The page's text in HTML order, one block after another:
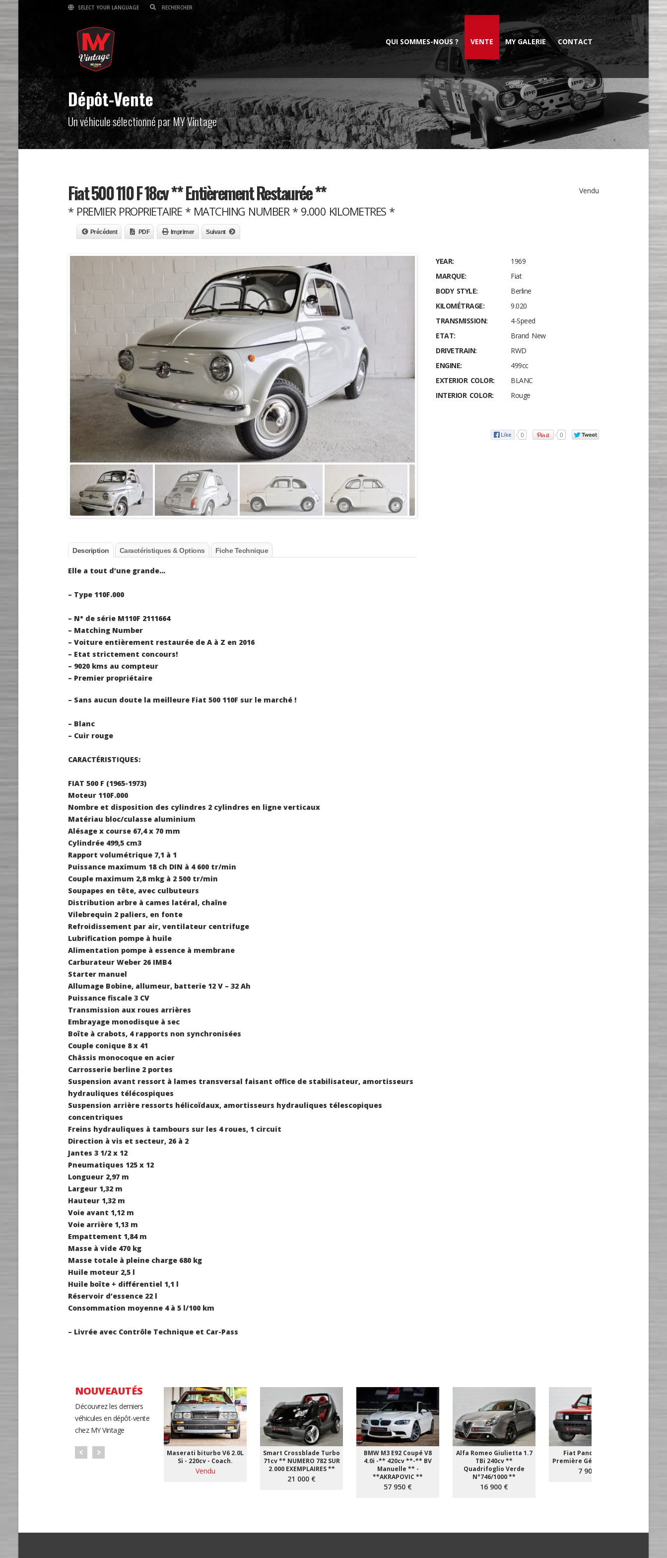
SELECT YOUR LANGUAGE
QUI SOMMES-NOUS ? VENTE MY GALERIE CONTACT
Dépôt-Vente
Un véhicule sélectionné par MY Vintage
Fiat 500 110 F 18cv ** Entièrement Restaurée **
* PREMIER PROPRIETAIRE * MATCHING NUMBER * 9.000 KILOMETRES *
Vendu
Précédent PDF Imprimer Suivant
Description Caractéristiques & Options Fiche Technique
Elle a tout d’une grande…
– Type 110F.000
– N° de série M110F 2111664
– Matching Number
– Voiture entièrement restaurée de A à Z en 2016
– Etat strictement concours!
– 9020 kms au compteur
– Premier propriétaire
– Sans aucun doute la meilleure Fiat 500 110F sur le marché !
– Blanc
– Cuir rouge
CARACTÉRISTIQUES:
FIAT 500 F (1965-1973)
Moteur 110F.000
Nombre et disposition des cylindres 2 cylindres en ligne verticaux
Matériau bloc/culasse aluminium
Alésage x course 67,4 x 70 mm
Cylindrée 499,5 cm3
Rapport volumétrique 7,1 à 1
Puissance maximum 18 ch DIN à 4 600 tr/min
Couple maximum 2,8 mkg à 2 500 tr/min
Soupapes en tête, avec culbuteurs
Distribution arbre à cames latéral, chaîne
Vilebrequin 2 paliers, en fonte
Refroidissement par air, ventilateur centrifuge
Lubrification pompe à huile
Alimentation pompe à essence à membrane
Carburateur Weber 26 IMB4
Starter manuel
Allumage Bobine, allumeur, batterie 12 V – 32 Ah
Puissance fiscale 3 CV
Transmission aux roues arrières
Embrayage monodisque à sec
Boîte à crabots, 4 rapports non synchronisées
Couple conique 8 x 41
Châssis monocoque en acier
Carrosserie berline 2 portes
Suspension avant ressort à lames transversal faisant office de stabilisateur, amortisseurs
hydrauliques télécospiques
Suspension arrière ressorts hélicoïdaux, amortisseurs hydrauliques télescopiques
concentriques
Freins hydrauliques à tambours sur les 4 roues, 1 circuit
Direction à vis et secteur, 26 à 2
Jantes 3 1/2 x 12
Pneumatiques 125 x 12
Longueur 2,97 m
Largeur 1,32 m
Hauteur 1,32 m
Voie avant 1,12 m
Voie arrière 1,13 m
Empattement 1,84 m
Masse à vide 470 kg
Masse totale à pleine charge 680 kg
Huile moteur 2,5 l
Huile boîte + différentiel 1,1 l
Réservoir d’essence 22 l
Consommation moyenne 4 à 5 l/100 km
– Livrée avec Contrôle Technique et Car-Pass
YEAR:
1969
MARQUE:
Fiat
BODY STYLE:
Berline
KILOMÉTRAGE:
9.020
TRANSMISSION:
4-Speed
ETAT:
Brand New
DRIVETRAIN:
RWD
ENGINE:
499cc
EXTERIOR COLOR:
BLANC
INTERIOR COLOR:
Rouge
0 0
NOUVEAUTÉS
Découvrez les derniers
véhicules en dépôt-vente
chez MY Vintage
Maserati biturbo V6 2.0L
Si - 220cv - Coach.
Vendu
Smart Crossblade Turbo
71cv ** NUMERO 782 SUR
2.000 EXEMPLAIRES **
21 000 €
BMW M3 E92 Coupé V8
4.0i -** 420cv **-** BV
Manuelle ** -
**AKRAPOVIC **
57 950 €
Alfa Romeo Giulietta 1.7
TBi 240cv **
Quadrifoglio Verde
N°746/1000 **
16 900 €
Fiat Panda 4x4 **
Première Génération **
7 900 €